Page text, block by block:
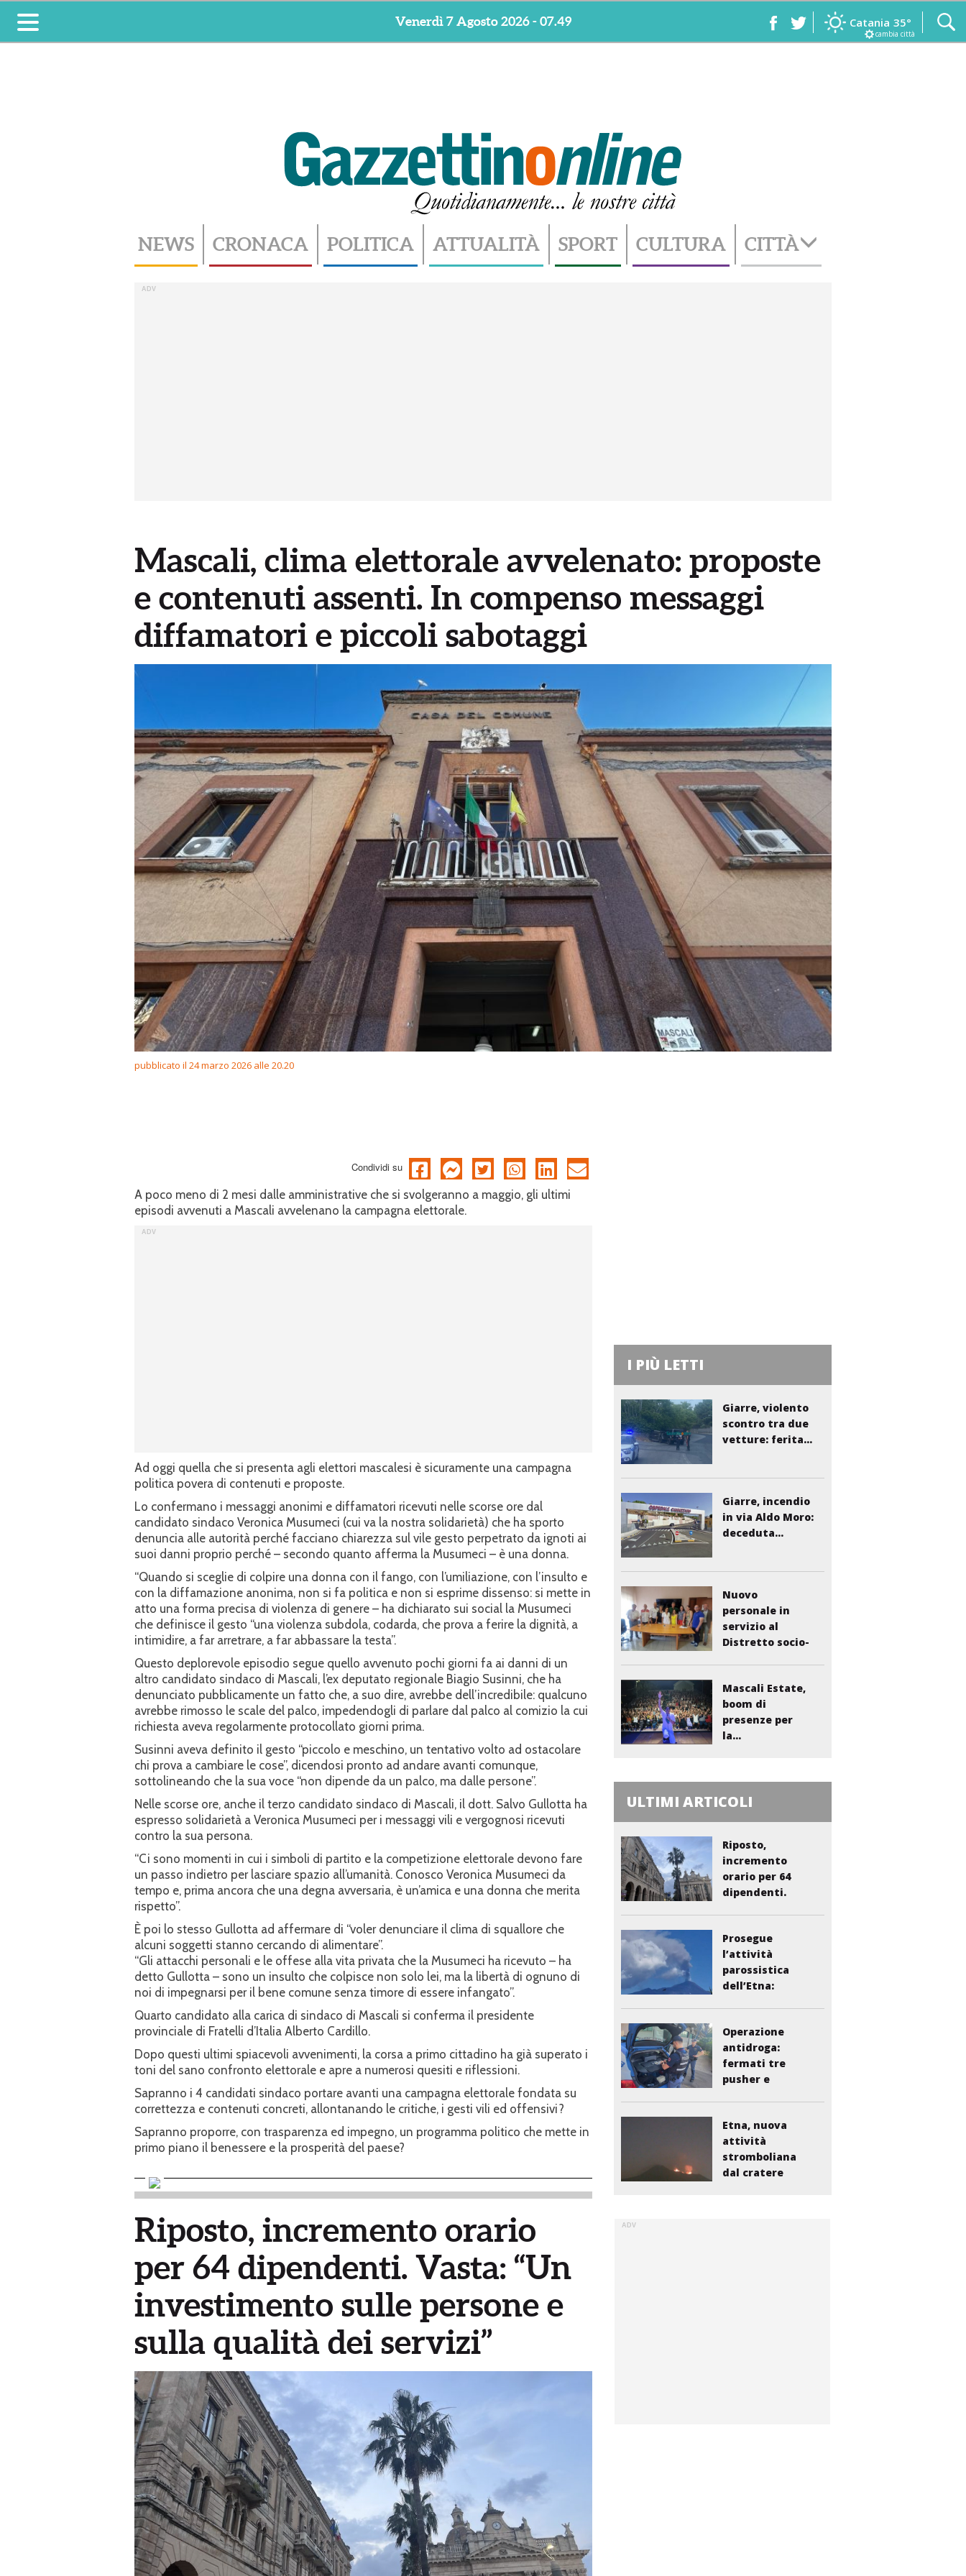
Toggle
navigation
Venerdì 7 Agosto 2026 - 07.49 Catania 35°
cambia città
NEWS CRONACA POLITICA ATTUALITÀ SPORT CULTURA CITTÀ
Mascali, clima elettorale avvelenato: proposte
e contenuti assenti. In compenso messaggi
diffamatori e piccoli sabotaggi
pubblicato il 24 marzo 2026 alle 20.20
Condividi su
A poco meno di 2 mesi dalle amministrative che si svolgeranno a maggio, gli ultimi
episodi avvenuti a Mascali avvelenano la campagna elettorale.
Ad oggi quella che si presenta agli elettori mascalesi è sicuramente una campagna
politica povera di contenuti e proposte.
Lo confermano i messaggi anonimi e diffamatori ricevuti nelle scorse ore dal
candidato sindaco Veronica Musumeci (cui va la nostra solidarietà) che ha sporto
denuncia alle autorità perché facciano chiarezza sul vile gesto perpetrato da ignoti ai
suoi danni proprio perché – secondo quanto afferma la Musumeci – è una donna.
“Quando si sceglie di colpire una donna con il fango, con l’umiliazione, con l’insulto e
con la diffamazione anonima, non si fa politica e non si esprime dissenso: si mette in
atto una forma precisa di violenza di genere – ha dichiarato sui social la Musumeci
che definisce il gesto “una violenza subdola, codarda, che prova a ferire la dignità, a
intimidire, a far arretrare, a far abbassare la testa”.
Questo deplorevole episodio segue quello avvenuto pochi giorni fa ai danni di un
altro candidato sindaco di Mascali, l’ex deputato regionale Biagio Susinni, che ha
denunciato pubblicamente un fatto che, a suo dire, avrebbe dell’incredibile: qualcuno
avrebbe rimosso le scale del palco, impedendogli di parlare dal palco al comizio la cui
richiesta aveva regolarmente protocollato giorni prima.
Susinni aveva definito il gesto “piccolo e meschino, un tentativo volto ad ostacolare
chi prova a cambiare le cose”, dicendosi pronto ad andare avanti comunque,
sottolineando che la sua voce “non dipende da un palco, ma dalle persone”.
Nelle scorse ore, anche il terzo candidato sindaco di Mascali, il dott. Salvo Gullotta ha
espresso solidarietà a Veronica Musumeci per i messaggi vili e vergognosi ricevuti
contro la sua persona.
“Ci sono momenti in cui i simboli di partito e la competizione elettorale devono fare
un passo indietro per lasciare spazio all’umanità. Conosco Veronica Musumeci da
tempo e, prima ancora che una degna avversaria, è un’amica e una donna che merita
rispetto”.
È poi lo stesso Gullotta ad affermare di “voler denunciare il clima di squallore che
alcuni soggetti stanno cercando di alimentare”.
“Gli attacchi personali e le offese alla vita privata che la Musumeci ha ricevuto – ha
detto Gullotta – sono un insulto che colpisce non solo lei, ma la libertà di ognuno di
noi di impegnarsi per il bene comune senza timore di essere infangato”.
Quarto candidato alla carica di sindaco di Mascali si conferma il presidente
provinciale di Fratelli d’Italia Alberto Cardillo.
Dopo questi ultimi spiacevoli avvenimenti, la corsa a primo cittadino ha già superato i
toni del sano confronto elettorale e apre a numerosi quesiti e riflessioni.
Sapranno i 4 candidati sindaco portare avanti una campagna elettorale fondata su
correttezza e contenuti concreti, allontanando le critiche, i gesti vili ed offensivi?
Sapranno proporre, con trasparenza ed impegno, un programma politico che mette in
primo piano il benessere e la prosperità del paese?
Riposto, incremento orario
per 64 dipendenti. Vasta: “Un
investimento sulle persone e
sulla qualità dei servizi”
I PIÙ LETTI
Giarre, violento
scontro tra due
vetture: ferita...
Giarre, incendio
in via Aldo Moro:
deceduta...
Nuovo
personale in
servizio al
Distretto socio-
Mascali Estate,
boom di
presenze per
la...
ULTIMI ARTICOLI
Riposto,
incremento
orario per 64
dipendenti.
Prosegue
l’attività
parossistica
dell’Etna:
Operazione
antidroga:
fermati tre
pusher e
Etna, nuova
attività
stromboliana
dal cratere